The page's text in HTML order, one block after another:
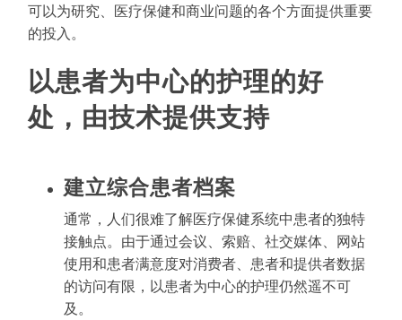
可以为研究、医疗保健和商业问题的各个方面提供重要
的投入。
以患者为中心的护理的好
处，由技术提供支持
建立综合患者档案
通常，人们很难了解医疗保健系统中患者的独特
接触点。由于通过会议、索赔、社交媒体、网站
使用和患者满意度对消费者、患者和提供者数据
的访问有限，以患者为中心的护理仍然遥不可
及。